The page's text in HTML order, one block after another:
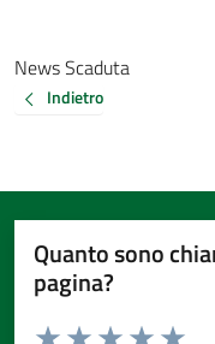
News Scaduta
Indietro
Quanto sono
pagina?
Valuta da 1 a 5 stelle la